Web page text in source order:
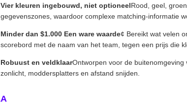
Vier kleuren ingebouwd, niet optioneelRood, geel,
gegevenszones, waardoor complexe matching-informatie
Minder dan $1.000 Een ware waarde¢ Bereikt wat velen
scorebord met de naam van het team, tegen een prijs die
Robuust en veldklaarOntworpen voor de
zonlicht, moddersplatters en afstand snijden.